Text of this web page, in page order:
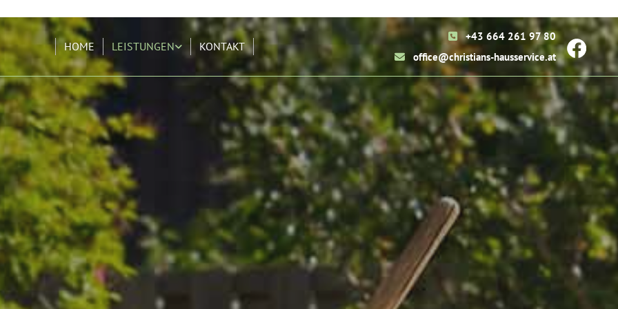
HOME LEISTUNGEN KONTAKT
 +43 664 261 97 80
 office@christians-hausservice.at